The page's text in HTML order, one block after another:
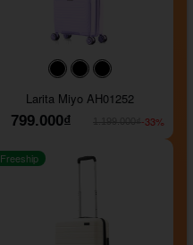
#000000#000000
Larita Miyo AH01252
799.000₫
-33%
Freeship